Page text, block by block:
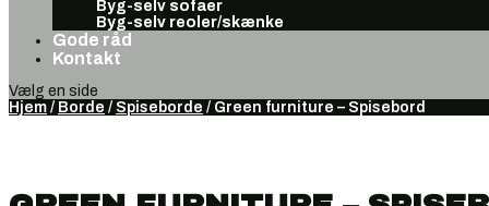
Byg-selv sofaer
Byg-selv reoler/skænke
Gode råd
Kontakt
Vælg en side
Hjem / Borde / Spiseborde / Green furniture – Spisebord